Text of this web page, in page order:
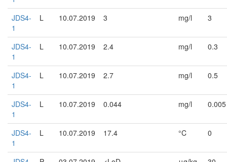
JDS4-
1
L 10.07.2019 3 mg/l 3
JDS4-
1
L 10.07.2019 2.4 mg/l 0.3
JDS4-
1
L 10.07.2019 2.7 mg/l 0.5
JDS4-
1
L 10.07.2019 0.044 mg/l 0.005
JDS4-
1
L 10.07.2019 17.4 °C 0